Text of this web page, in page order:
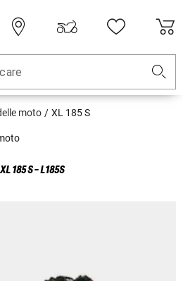
moto XL 185 S
XL 185 S - L185S